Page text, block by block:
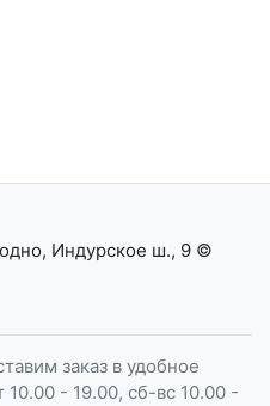
Индурское ш., 9 ©
заказ в удобное
- 19.00, сб-вс 10.00 -